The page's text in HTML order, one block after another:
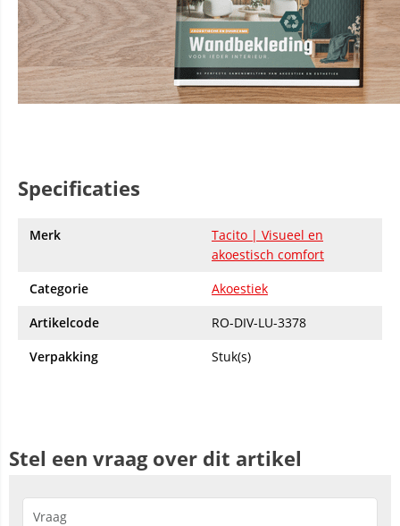
Specificaties
Merk
Tacito | Visueel en
akoestisch comfort
Categorie
Akoestiek
Artikelcode
RO-DIV-LU-3378
Verpakking
Stuk(s)
Stel een vraag over dit artikel